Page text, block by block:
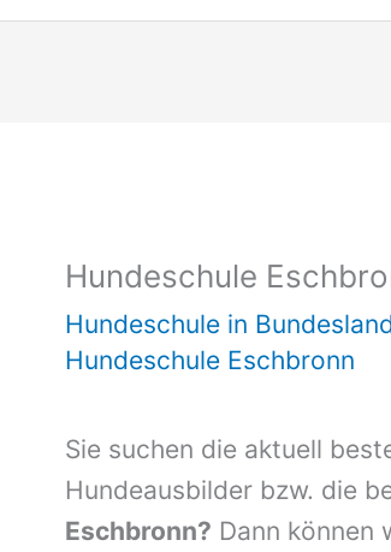
Hundeschule
Hundeschule in
Hundeschule Eschbronn
Sie suchen die aktuell
Hundeausbilder bzw. die
Eschbronn? Dann können